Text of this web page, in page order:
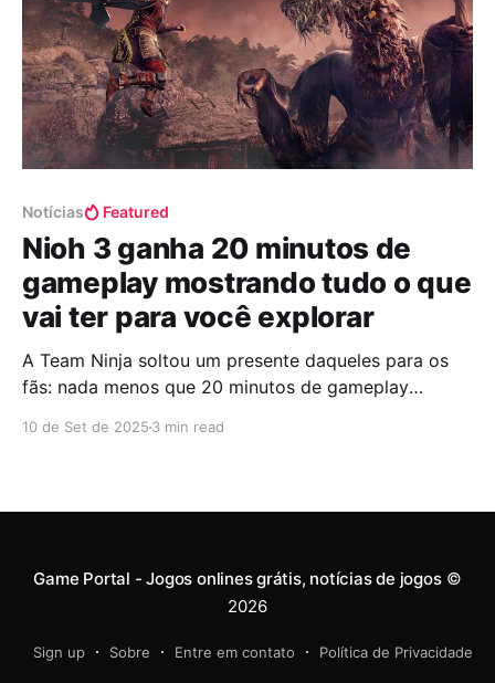
Notícias Featured
Nioh 3 ganha 20 minutos de
gameplay mostrando tudo o que
vai ter para você explorar
A Team Ninja soltou um presente daqueles para os
fãs: nada menos que 20 minutos de gameplay
10 de Set de 2025 3 min read
Game Portal - Jogos onlines grátis, notícias de jogos©
2026
Sign up Sobre Entre em contato Política de Privacidade